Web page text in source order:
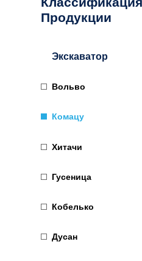
Продукции
Экскаватор
Вольво
Комацу
Хитачи
Гусеница
Кобелько
Дусан